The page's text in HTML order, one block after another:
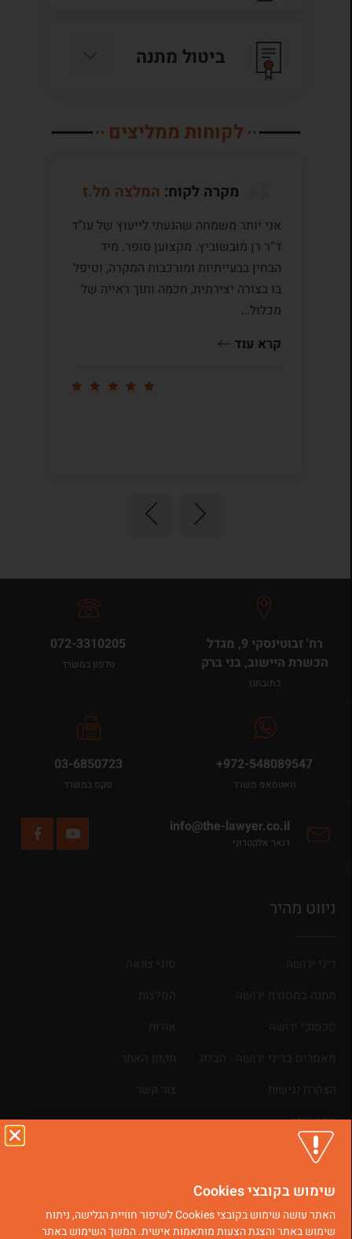
ביטול מתנה
לקוחות ממליצים
מקרה לקוח: המלצה מל.ז
אני יותר משמחה שהגעתי לייעוץ של עו”ד
ד”ר רן מובשוביץ. מקצוען סופר. מיד
הבחין בבעייתיות ומורכבות המקרה, וטיפל
בו בצורה יצירתית, חכמה ותוך ראייה של
מכלול...
קרא עוד
רח' זבוטינסקי 9, מגדל
הכשרת היישוב, בני ברק
כתובתנו
072-3310205
טלפון במשרד
+972-548089547
וואטסאפ משרד
03-6850723
פקס במשרד
info@the-lawyer.co.il
דואר אלקטרוני
ניווט מהיר
מפת אתר
כל הזכויות שמורות © 2025
שימוש בקובצי Cookies
האתר עושה שימוש בקובצי Cookies לשיפור חוויית הגלישה, ניתוח
שימוש באתר והצגת הצעות מותאמות אישית. המשך השימוש באתר